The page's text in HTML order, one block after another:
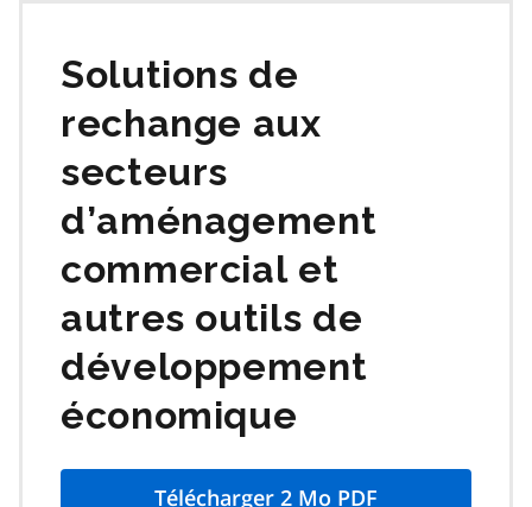
Solutions de
rechange aux
secteurs
d’aménagement
commercial et
autres outils de
développement
économique
Télécharger 2 Mo PDF